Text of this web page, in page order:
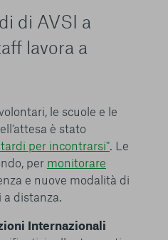
di AVSI a
lavora a
le scuole e le
è stato
per incontrarsi". Le
per monitorare
e nuove modalità di
distanza.
Internazionali